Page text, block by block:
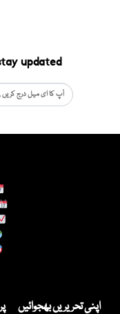
updated.
اپنی تحریریں بھجوائیں